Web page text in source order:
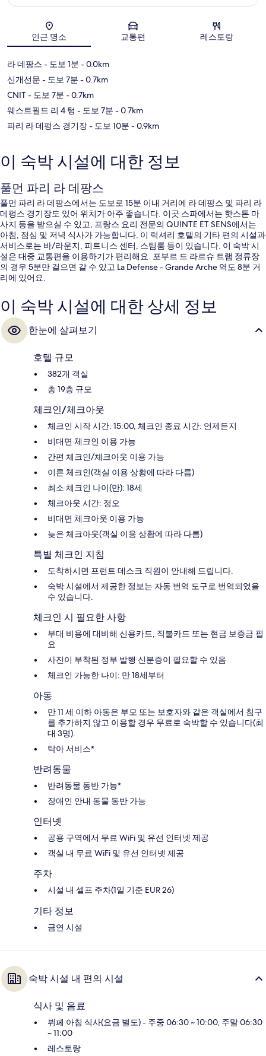
인근 명소 교통편 레스토랑
라 데팡스 - 도보 1분 - 0.0km
신개선문 - 도보 7분 - 0.7km
CNIT- 도보 7분 - 0.7km
웨스트필드 리 4 텅 - 도보 7분 - 0.7km
파리 라 데펑스 경기장- 도보 10분 - 0.9km
이 숙박 시설에 대한 정보
풀먼 파리 라 데팡스
풀먼 파리 라 데팡스에서는 도보로 15분 이내 거리에 라 데팡스 및 파리 라
데펑스 경기장도 있어 위치가 아주 좋습니다. 이곳 스파에서는 핫스톤 마
사지 등을 받으실 수 있고, 프랑스 요리 전문의 QUINTE ET SENS에서는
아침, 점심 및 저녁 식사가 가능합니다. 이 럭셔리 호텔의 기타 편의 시설과
서비스로는 바/라운지, 피트니스 센터, 스팀룸 등이 있습니다. 이 숙박 시
설은 대중 교통편을 이용하기가 편리해요. 포부르 드 라르슈 트램 정류장
의 경우 5분만 걸으면 갈 수 있고 La Defense - Grande Arche 역도 8분 거
리에 있어요.
이 숙박 시설에 대한 상세 정보
한눈에 살펴보기
호텔 규모
382개 객실
총 19층 규모
체크인/체크아웃
체크인 시작 시간: 15:00, 체크인 종료 시간: 언제든지
비대면 체크인 이용 가능
간편 체크인/체크아웃 이용 가능
이른 체크인(객실 이용 상황에 따라 다름)
최소 체크인 나이(만): 18세
체크아웃 시간: 정오
비대면 체크아웃 이용 가능
늦은 체크아웃(객실 이용 상황에 따라 다름)
특별 체크인 지침
도착하시면 프런트 데스크 직원이 안내해 드립니다.
숙박 시설에서 제공한 정보는 자동 번역 도구로 번역되었을
수 있습니다.
체크인 시 필요한 사항
부대 비용에 대비해 신용카드, 직불카드 또는 현금 보증금 필
요
사진이 부착된 정부 발행 신분증이 필요할 수 있음
체크인 가능한 나이: 만 18세부터
아동
만 11 세 이하 아동은 부모 또는 보호자와 같은 객실에서 침구
를 추가하지 않고 이용할 경우 무료로 숙박할 수 있습니다(최
대 3명).
탁아 서비스*
반려동물
반려동물 동반 가능*
장애인 안내 동물 동반 가능
인터넷
공용 구역에서 무료 WiFi 및 유선 인터넷 제공
객실 내 무료 WiFi 및 유선 인터넷 제공
주차
시설 내 셀프 주차(1일 기준 EUR 26)
기타 정보
금연 시설
숙박 시설 내 편의 시설
식사 및 음료
뷔페 아침 식사(요금 별도) - 주중 06:30 ~ 10:00, 주말 06:30
~ 11:00
레스토랑